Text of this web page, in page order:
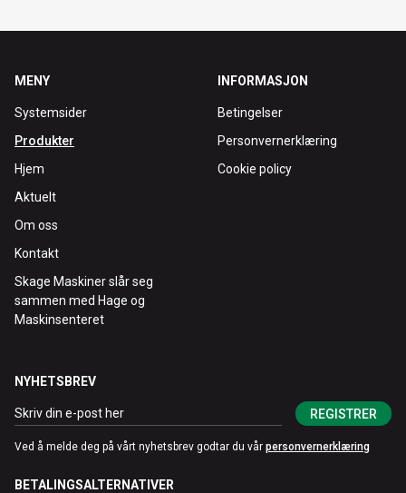
MENY
Systemsider
Produkter
Hjem
Aktuelt
Om oss
Kontakt
Skage Maskiner slår seg
sammen med Hage og
Maskinsenteret
INFORMASJON
Betingelser
Personvernerklæring
Cookie policy
NYHETSBREV
REGISTRER
Ved å melde deg på vårt nyhetsbrev godtar du vår personvernerklæring
BETALINGSALTERNATIVER